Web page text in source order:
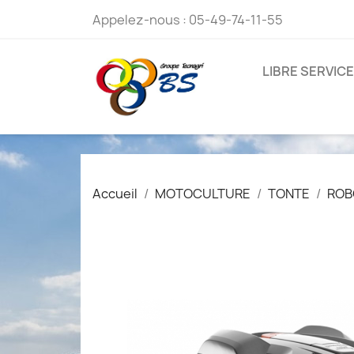
Appelez-nous : 05-49-74-11-55
LIBRE SERVICE
Accueil MOTOCULTURE TONTE